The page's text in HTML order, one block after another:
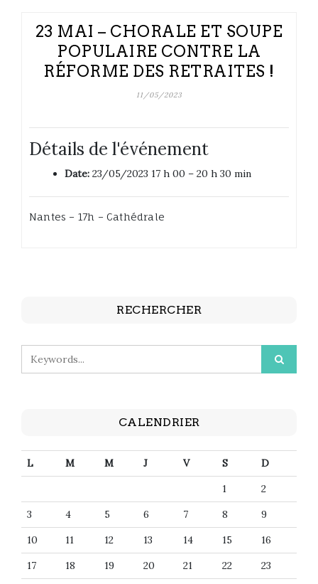
23 MAI – CHORALE ET SOUPE
POPULAIRE CONTRE LA
RÉFORME DES RETRAITES !
11/05/2023
Détails de l'événement
Date: 23/05/2023 17 h 00 – 20 h 30 min
Nantes – 17h – Cathédrale
RECHERCHER
CALENDRIER
L M M J V S
D
1
2
3
4 5 6 7 8
9
10
11 12 13 14 15
16
17
18 19 20 21 22
23